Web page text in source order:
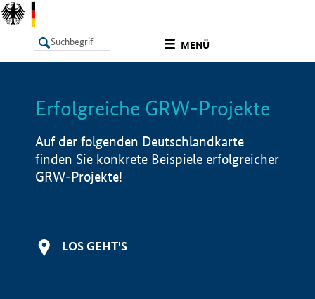
MENÜ
LISTE Info
Erfolgreiche GRW-Projekte
Auf der folgenden Deutschlandkarte
finden Sie konkrete Beispiele erfolgreicher
GRW-Projekte!
LOS GEHT'S